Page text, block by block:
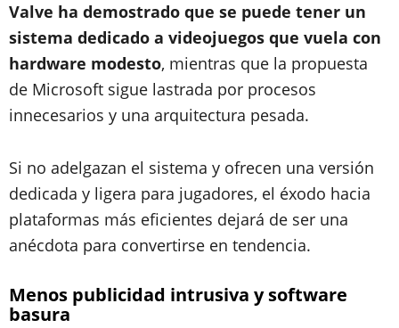
Valve ha demostrado que se puede tener un
sistema dedicado a videojuegos que vuela con
hardware modesto, mientras que la propuesta
de Microsoft sigue lastrada por procesos
innecesarios y una arquitectura pesada.
Si no adelgazan el sistema y ofrecen una versión
dedicada y ligera para jugadores, el éxodo hacia
plataformas más eficientes dejará de ser una
anécdota para convertirse en tendencia.
Menos publicidad intrusiva y software
basura